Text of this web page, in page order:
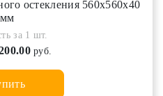
остекления 560х560х40
мм
за 1 шт.
руб.